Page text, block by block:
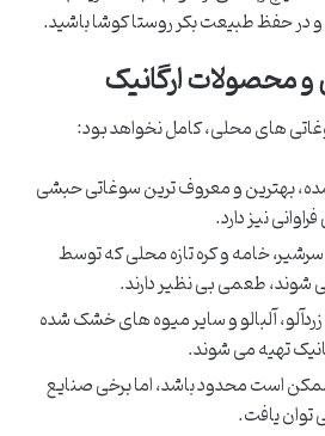
در حفظ طبیعت بکر روستا کوشا باشید.
محصولات ارگانیک
های محلی، کامل نخواهد بود:
بهترین و معروف ترین سوغاتی حبشی
نیز دارد.
سرشیر، خامه و کره تازه محلی که توسط
شوند، طعمی بی نظیر دارند.
زردآلو، آلبالو و سایر میوه های خشک شده
تهیه می شوند.
است محدود باشد، اما برخی صنایع
توان یافت.